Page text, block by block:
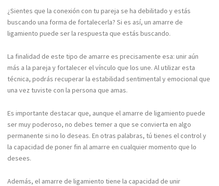
¿Sientes que la conexión con tu pareja se ha debilitado y estás
buscando una forma de fortalecerla? Si es así, un amarre de
ligamiento puede ser la respuesta que estás buscando.
La finalidad de este tipo de amarre es precisamente esa: unir aún
más a la pareja y fortalecer el vínculo que los une. Al utilizar esta
técnica, podrás recuperar la estabilidad sentimental y emocional que
una vez tuviste con la persona que amas.
Es importante destacar que, aunque el amarre de ligamiento puede
ser muy poderoso, no debes temer a que se convierta en algo
permanente si no lo deseas. En otras palabras, tú tienes el control y
la capacidad de poner fin al amarre en cualquier momento que lo
desees.
Además, el amarre de ligamiento tiene la capacidad de unir